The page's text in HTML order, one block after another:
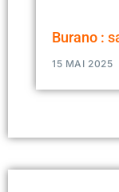
Burano :
15 MAI 2025